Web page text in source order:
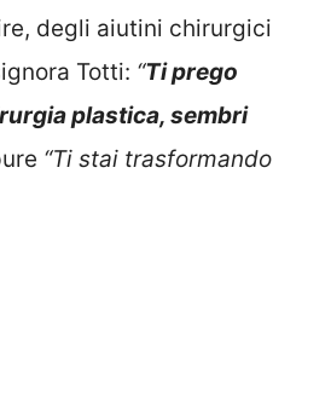
degli aiutini chirurgici
Totti: “Ti prego
plastica, sembri
“Ti stai trasformando